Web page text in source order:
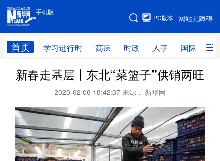
手机版
网站无障碍
PC版本
首页 学习进行时 高层 时政 人事 国际 财
手机版
网站地图
学习进行时 高层 时政 人事
财经 网评
台湾 思客智库 全球连线 教育
科技 科创 量子 体育
文化 书画 健康 军事
新春走基层丨东北“菜篮子”供销两旺
2023-02-08 18:42:37 来源： 新华网